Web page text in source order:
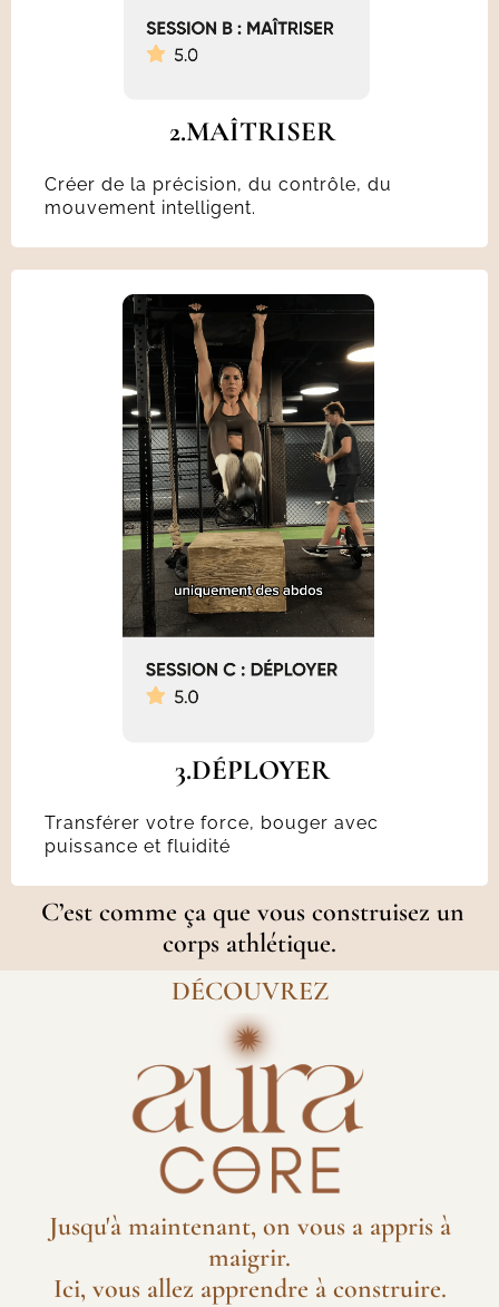
2.MAÎTRISER
Créer de la précision, du contrôle, du
mouvement intelligent.
3.DÉPLOYER
Transférer votre force, bouger avec
puissance et fluidité
C’est comme ça que vous construisez un
corps athlétique.
DÉCOUVREZ
Jusqu'à maintenant, on vous a appris à
maigrir.
Ici, vous allez apprendre à construire.